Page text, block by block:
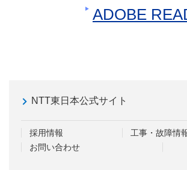
ADOBE
NTT東日本公式サイト
採用情報
工事・故障情
お問い合わせ